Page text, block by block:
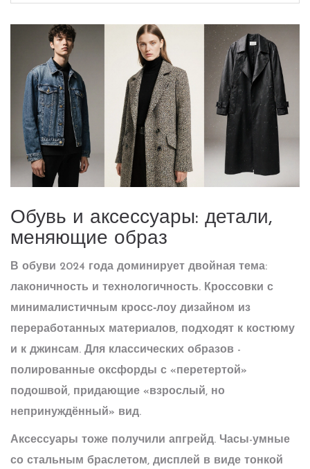
Обувь и аксессуары: детали,
меняющие образ
В обуви 2024 года доминирует двойная тема:
лаконичность и технологичность. Кроссовки с
минималистичным кросс‑лоу дизайном из
переработанных материалов, подходят к костюму
и к джинсам. Для классических образов -
полированные оксфорды с «перетертой»
подошвой, придающие «взрослый, но
непринуждённый» вид.
Аксессуары тоже получили апгрейд. Часы-умные
со стальным браслетом, дисплей в виде тонкой